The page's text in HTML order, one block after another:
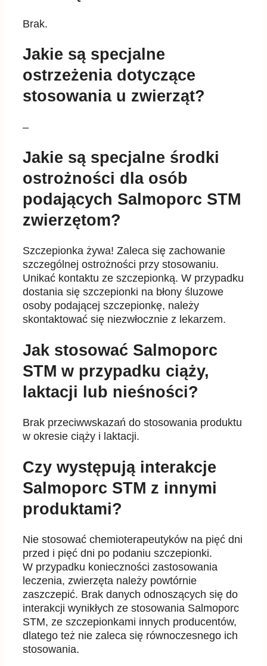
Brak.
Jakie są specjalne
ostrzeżenia dotyczące
stosowania u zwierząt?
–
Jakie są specjalne środki
ostrożności dla osób
podających Salmoporc STM
zwierzętom?
Szczepionka żywa! Zaleca się zachowanie
szczególnej ostrożności przy stosowaniu.
Unikać kontaktu ze szczepionką. W przypadku
dostania się szczepionki na błony śluzowe
osoby podającej szczepionkę, należy
skontaktować się niezwłocznie z lekarzem.
Jak stosować Salmoporc
STM w przypadku ciąży,
laktacji lub nieśności?
Brak przeciwwskazań do stosowania produktu
w okresie ciąży i laktacji.
Czy występują interakcje
Salmoporc STM z innymi
produktami?
Nie stosować chemioterapeutyków na pięć dni
przed i pięć dni po podaniu szczepionki.
W przypadku konieczności zastosowania
leczenia, zwierzęta należy powtórnie
zaszczepić. Brak danych odnoszących się do
interakcji wynikłych ze stosowania Salmoporc
STM, ze szczepionkami innych producentów,
dlatego też nie zaleca się równoczesnego ich
stosowania.